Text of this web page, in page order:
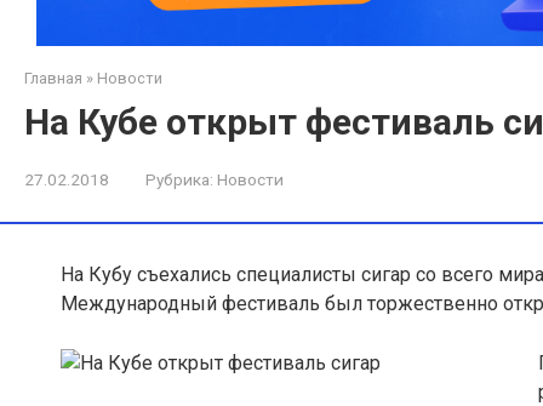
Главная » Новости
На Кубе открыт фестиваль
27.02.2018 Рубрика: Новости
На Кубу съехались специалисты сигар со всего
Международный фестиваль был торжественно